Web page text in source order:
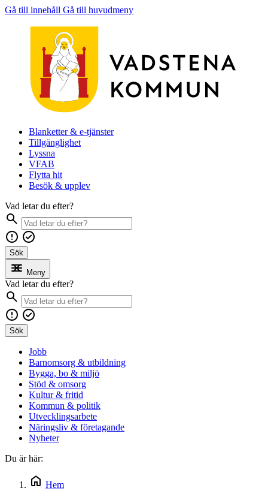
Gå till innehåll Gå till huvudmeny
Blanketter & e-tjänster
Tillgänglighet
Lyssna
VFAB
Flytta hit
Besök & upplev
Vad letar du efter?
Sök
Meny
Vad letar du efter?
Sök
Jobb
Barnomsorg & utbildning
Bygga, bo & miljö
Stöd & omsorg
Kultur & fritid
Kommun & politik
Utvecklingsarbete
Näringsliv & företagande
Nyheter
Du är här:
Hem